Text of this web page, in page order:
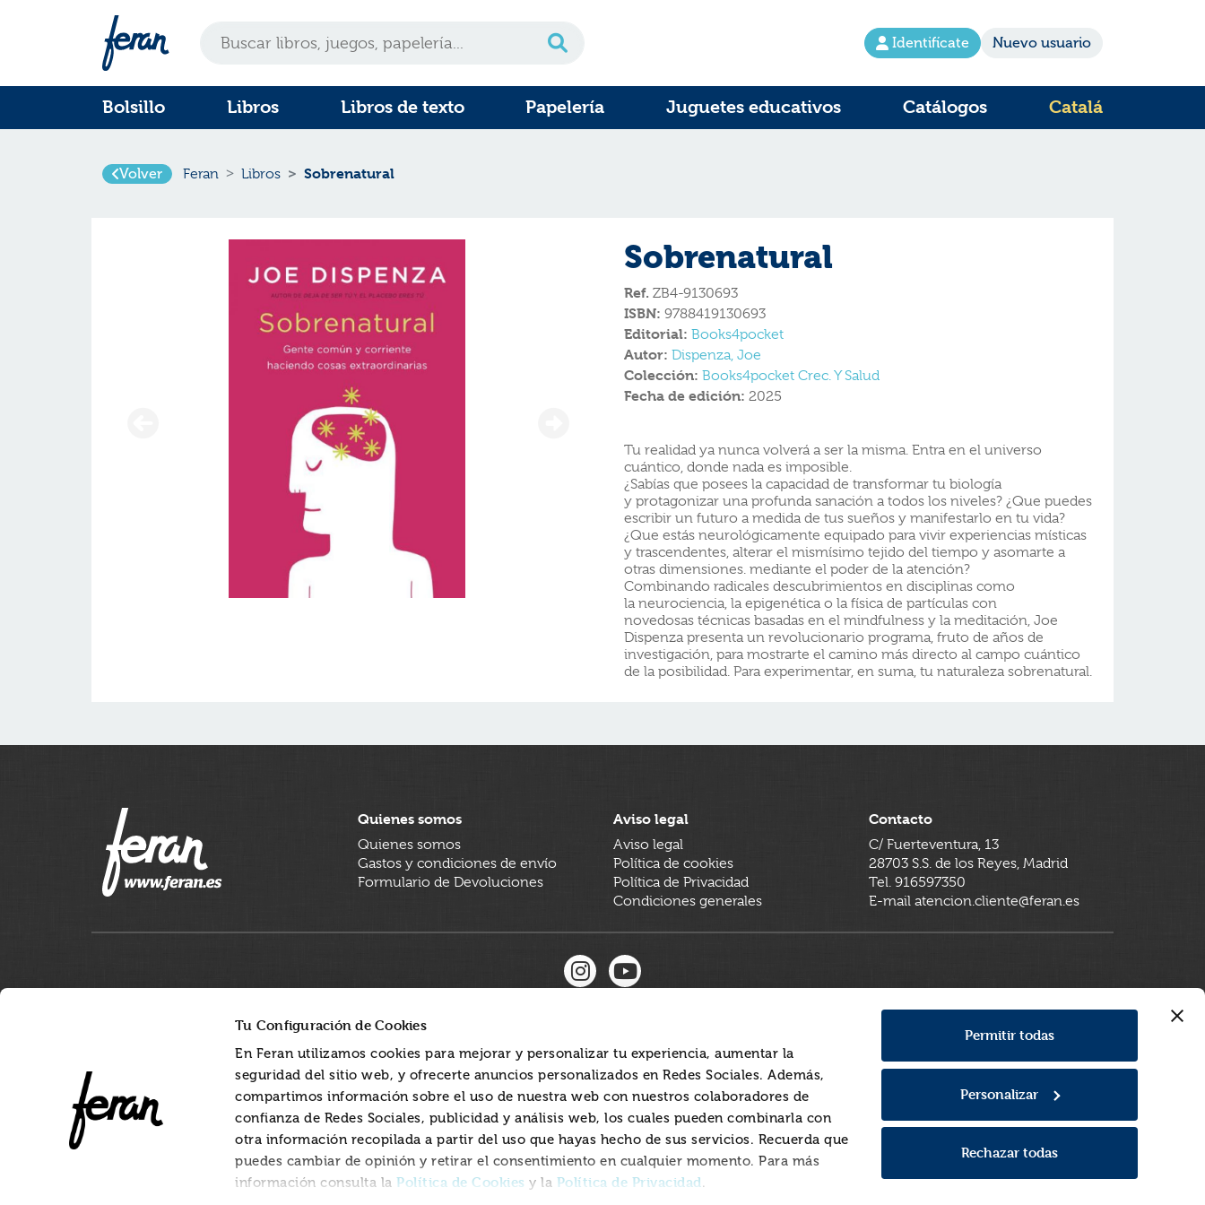
Tu Configuración de Cookies
En Feran utilizamos cookies para mejorar y personalizar tu experiencia, aumentar la
seguridad del sitio web, y ofrecerte anuncios personalizados en Redes Sociales. Además,
compartimos información sobre el uso de nuestra web con nuestros colaboradores de
confianza de Redes Sociales, publicidad y análisis web, los cuales pueden combinarla con
otra información recopilada a partir del uso que hayas hecho de sus servicios. Recuerda que
puedes cambiar de opinión y retirar el consentimiento en cualquier momento. Para más
información consulta laPolítica de Cookies y la Política de Privacidad.
Permitir todas
Personalizar
Rechazar todas
Identifícate Nuevo usuario
Bolsillo Libros Libros de texto Papelería Juguetes educativos Catálogos Catalá
Volver Feran Libros Sobrenatural
Sobrenatural
Ref. ZB4-9130693
ISBN: 9788419130693
Editorial: Books4pocket
Autor: Dispenza, Joe
Colección: Books4pocket Crec. Y Salud
Fecha de edición: 2025
Tu realidad ya nunca volverá a ser la misma. Entra en el universo
cuántico, donde nada es imposible.
¿Sabías que posees la capacidad de transformar tu biología
y protagonizar una profunda sanación a todos los niveles? ¿Que puedes
escribir un futuro a medida de tus sueños y manifestarlo en tu vida?
¿Que estás neurológicamente equipado para vivir experiencias místicas
y trascendentes, alterar el mismísimo tejido del tiempo y asomarte a
otras dimensiones. mediante el poder de la atención?
Combinando radicales descubrimientos en disciplinas como
la neurociencia, la epigenética o la física de partículas con
novedosas técnicas basadas en el mindfulness y la meditación, Joe
Dispenza presenta un revolucionario programa, fruto de años de
investigación, para mostrarte el camino más directo al campo cuántico
de la posibilidad. Para experimentar, en suma, tu naturaleza sobrenatural.
Quienes somos
Quienes somos
Gastos y condiciones de envío
Formulario de Devoluciones
Aviso legal
Aviso legal
Política de cookies
Política de Privacidad
Condiciones generales
Contacto
C/ Fuerteventura, 13
28703 S.S. de los Reyes, Madrid
Tel. 916597350
E-mail atencion.cliente@feran.es